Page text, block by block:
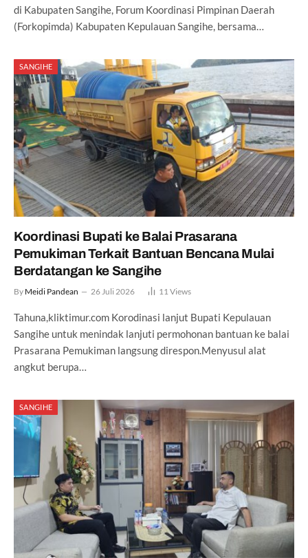
di Kabupaten Sangihe, Forum Koordinasi Pimpinan Daerah
(Forkopimda) Kabupaten Kepulauan Sangihe, bersama…
SANGIHE
Koordinasi Bupati ke Balai Prasarana
Pemukiman Terkait Bantuan Bencana Mulai
Berdatangan ke Sangihe
By Meidi Pandean 26 Juli 2026 11Views
Tahuna,kliktimur.com Korodinasi lanjut Bupati Kepulauan
Sangihe untuk menindak lanjuti permohonan bantuan ke balai
Prasarana Pemukiman langsung direspon.Menyusul alat
angkut berupa…
SANGIHE